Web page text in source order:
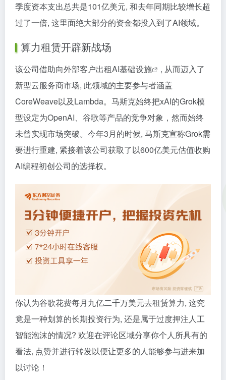
季度资本支出总共是101亿美元, 和去年同期比较增长超
过了一倍, 这里面绝大部分的资金都投入到了AI领域。
算力租赁开辟新战场
该公司借助向外部客户出租AI基础设施
, 从而迈入了
新型云服务商市场, 此领域的主要参与者涵盖
CoreWeave以及Lambda。马斯克始终把xAI的Grok模
型设定为OpenAI、谷歌等产品的竞争对象，然而始终
未曾实现市场突破。今年3月的时候, 马斯克宣称Grok需
要进行重建, 紧接着该公司获取了以600亿美元估值收购
AI编程初创公司的选择权。
你认为谷歌花费每月九亿二千万美元去租赁算力, 这究
竟是一种划算的长期投资行为, 还是属于过度押注人工
智能泡沫的情况? 欢迎在评论区域分享你个人所具有的
看法, 点赞并进行转发以便让更多的人能够参与进来加
以讨论！